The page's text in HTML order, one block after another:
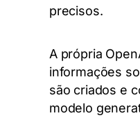
precisos.
A própria
informações
são criados e
modelo